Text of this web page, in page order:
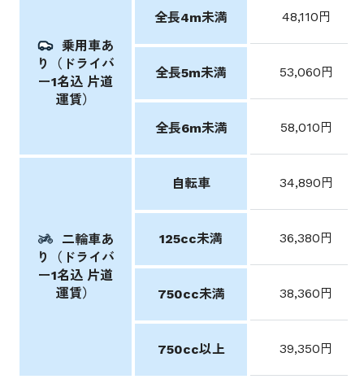
乗用車あ
り（ドライバ
ー1名込 片道
運賃）
全長4m未満 48,110円
全長5m未満 53,060円
全長6m未満 58,010円
二輪車あ
り（ドライバ
ー1名込 片道
運賃）
自転車 34,890円
125cc未満 36,380円
750cc未満 38,360円
750cc以上 39,350円